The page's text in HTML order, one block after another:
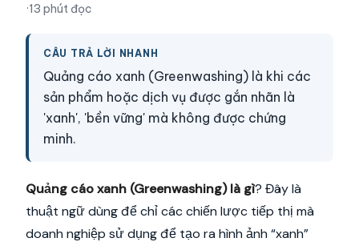
·13 phút đọc
CÂU TRẢ LỜI NHANH
Quảng cáo xanh (Greenwashing) là khi các
sản phẩm hoặc dịch vụ được gắn nhãn là
'xanh', 'bền vững' mà không được chứng
minh.
Quảng cáo xanh (Greenwashing) là gì? Đây là
thuật ngữ dùng để chỉ các chiến lược tiếp thị mà
doanh nghiệp sử dụng để tạo ra hình ảnh “xanh”